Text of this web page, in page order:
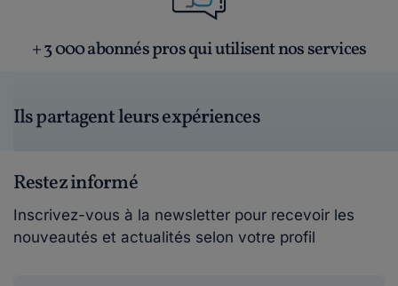
+ 3 000 abonnés pros qui utilisent nos services
Ils partagent leurs expériences
Restez informé
Inscrivez-vous à la newsletter pour recevoir les
nouveautés et actualités selon votre profil